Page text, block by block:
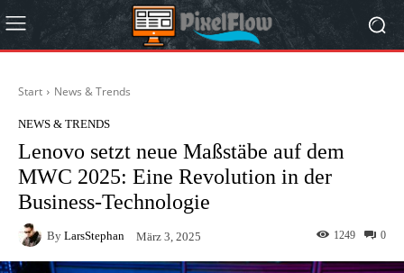
Start News & Trends
NEWS & TRENDS
Lenovo setzt neue Maßstäbe auf dem
MWC 2025: Eine Revolution in der
Business-Technologie
By LarsStephan März 3, 2025 0
1249